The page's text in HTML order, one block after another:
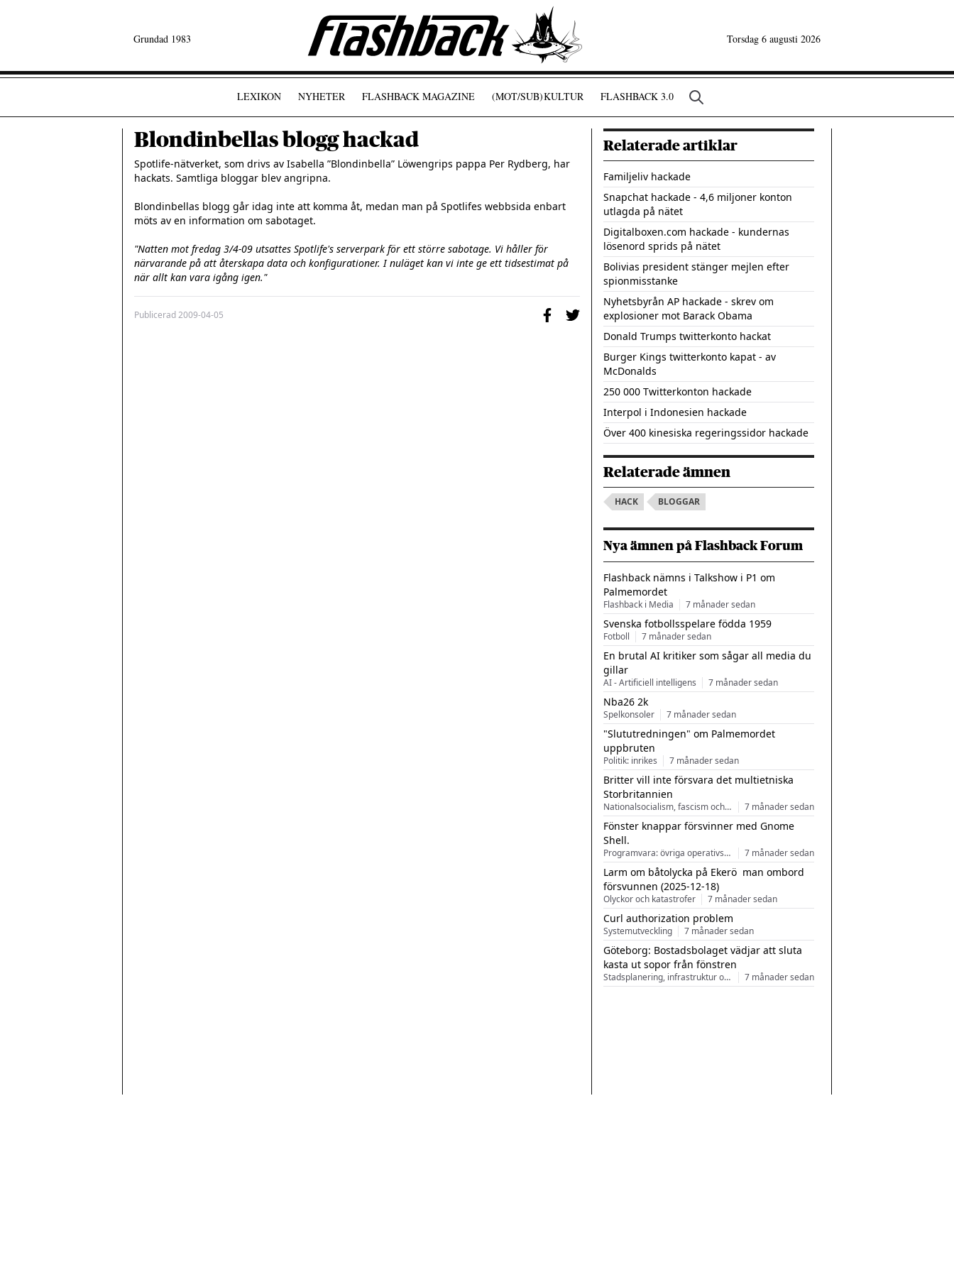
Grundad 1983 Torsdag 6 augusti 2026
LEXIKON NYHETER FLASHBACK MAGAZINE (MOT/SUB)KULTUR FLASHBACK 3.0
Blondinbellas blogg hackad
Spotlife-nätverket, som drivs av Isabella ”Blondinbella” Löwengrips pappa Per Rydberg, har
hackats. Samtliga bloggar blev angripna.
Blondinbellas blogg går idag inte att komma åt, medan man på Spotlifes webbsida enbart
möts av en information om sabotaget.
"Natten mot fredag 3/4-09 utsattes Spotlife's serverpark för ett större sabotage. Vi håller för
närvarande på att återskapa data och konfigurationer. I nuläget kan vi inte ge ett tidsestimat på
när allt kan vara igång igen."
Publicerad2009-04-05
Relaterade artiklar
Familjeliv hackade
Snapchat hackade - 4,6 miljoner konton
utlagda på nätet
Digitalboxen.com hackade - kundernas
lösenord sprids på nätet
Bolivias president stänger mejlen efter
spionmisstanke
Nyhetsbyrån AP hackade - skrev om
explosioner mot Barack Obama
Donald Trumps twitterkonto hackat
Burger Kings twitterkonto kapat - av
McDonalds
250 000 Twitterkonton hackade
Interpol i Indonesien hackade
Över 400 kinesiska regeringssidor hackade
Relaterade ämnen
HACK BLOGGAR
Nya ämnen på Flashback Forum
Flashback nämns i Talkshow i P1 om
Palmemordet
Flashback i Media 7 månader sedan
Svenska fotbollsspelare födda 1959
Fotboll 7 månader sedan
En brutal AI kritiker som sågar all media du
gillar
AI - Artificiell intelligens 7 månader sedan
Nba26 2k
Spelkonsoler 7 månader sedan
"Slututredningen" om Palmemordet
uppbruten
Politik: inrikes 7 månader sedan
Britter vill inte försvara det multietniska
Storbritannien
Nationalsocialism, fascism och nationalism 7 månader sedan
Fönster knappar försvinner med Gnome
Shell.
Programvara: övriga operativsystem 7 månader sedan
Larm om båtolycka på Ekerö  man ombord
försvunnen (2025-12-18)
Olyckor och katastrofer 7 månader sedan
Curl authorization problem
Systemutveckling 7 månader sedan
Göteborg: Bostadsbolaget vädjar att sluta
kasta ut sopor från fönstren
Stadsplanering, infrastruktur och arkitektur 7 månader sedan